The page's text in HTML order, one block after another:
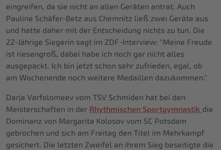
eingreifen, da sie nicht an allen Geräten antrat. Auch
Pauline Schäfer-Betz aus Chemnitz ließ zwei Geräte aus
und hatte daher mit der Entscheidung nichts zu tun. Die
22-Jährige Siegerin sagt im ZDF-Interview: "Meine Freude
ist riesengroß, dabei habe ich noch gar nicht alles
ausgepackt. Ich bin jetzt schon sehr zufrieden, egal, ob
am Wochenende noch weitere Medaillen dazukommen."
Darja Varfolomeev vom TSV Schmiden hat bei den
Meisterschaften in der Rhythmischen Sportgymnastik die
Dominanz von Margarita Kolosov vom SC Potsdam
gebrochen und sich am Freitag den Titel im Mehrkampf
gesichert. Die letzten Zweifel an ihrem Sieg beseitigte die